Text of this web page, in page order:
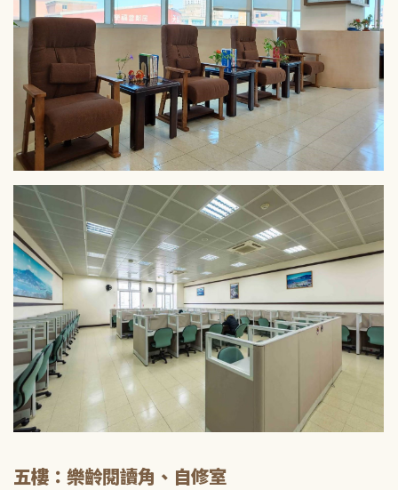
五樓：樂齡閱讀角、自修室